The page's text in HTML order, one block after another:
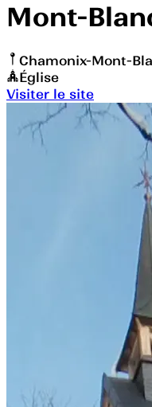
Mont-
Chamonix-Mont-
Église
Visiter le site